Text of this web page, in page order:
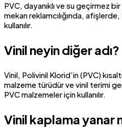
PVC, dayanıklı ve su geçirmez
mekan reklamcılığında,
kullanılır.
Vinil neyin diğer adı?
Vinil, Polivinil Klorid’in (PVC)
malzeme türüdür ve vinil terimi
PVC malzemeler için kullanılır.
Vinil kaplama yanar